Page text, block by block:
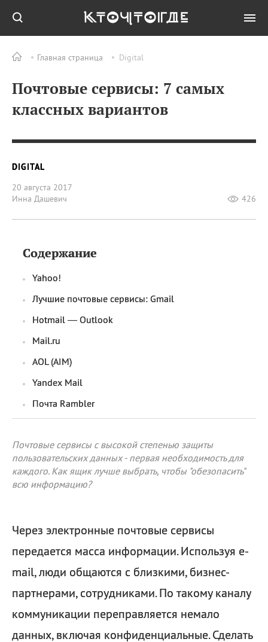
Главная страница Digital
Почтовые сервисы: 7 самых
классных вариантов
DIGITAL
20 августа 2017
Инна Дашевич
426
Содержание
Yahoo!
Лучшие почтовые сервисы: Gmail
Hotmail — Outlook
Mail.ru
AOL (AIM)
Yandex Mail
Почта Rambler
Почтовые сервисы с высокой степенью защиты
пользовательских данных - первая необходимость для
каждого. Как ящик лучше выбрать, чтобы "обезопасить"
всю информацию?
Через электронные почтовые сервисы
передается масса информации. Используя e-
mail, люди общаются с близкими, бизнес-
партнерами, сотрудниками. По такому каналу
коммуникации переправляется немало
данных, включая конфиденциальные. Сделать